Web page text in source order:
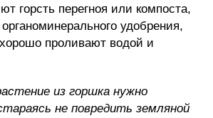
горсть перегноя или компоста,
удобрения,
проливают водой и
из горшка нужно
не повредить земляной